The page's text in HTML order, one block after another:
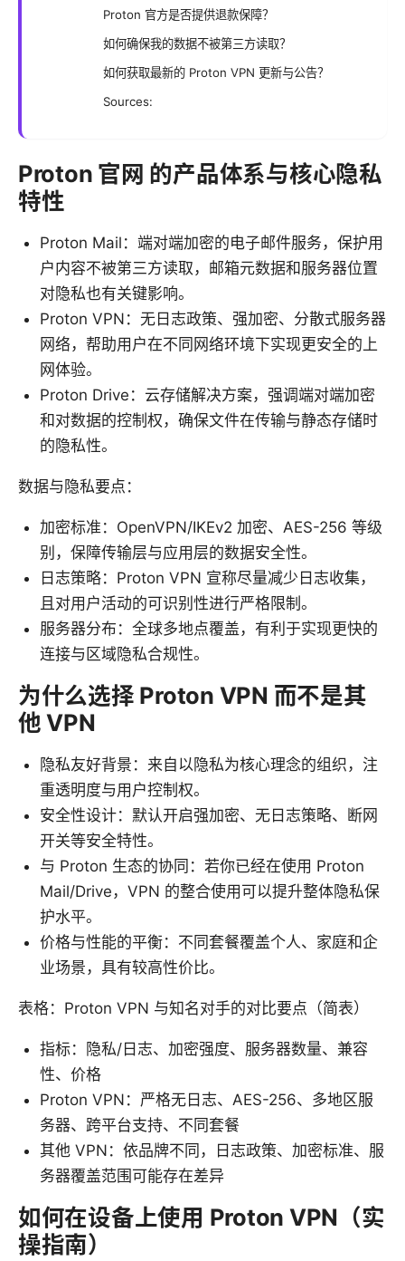
Proton 官方是否提供退款保障？
如何确保我的数据不被第三方读取？
如何获取最新的 Proton VPN 更新与公告？
Sources:
Proton 官网 的产品体系与核心隐私
特性
Proton Mail：端对端加密的电子邮件服务，保护用
户内容不被第三方读取，邮箱元数据和服务器位置
对隐私也有关键影响。
Proton VPN：无日志政策、强加密、分散式服务器
网络，帮助用户在不同网络环境下实现更安全的上
网体验。
Proton Drive：云存储解决方案，强调端对端加密
和对数据的控制权，确保文件在传输与静态存储时
的隐私性。
数据与隐私要点：
加密标准：OpenVPN/IKEv2 加密、AES-256 等级
别，保障传输层与应用层的数据安全性。
日志策略：Proton VPN 宣称尽量减少日志收集，
且对用户活动的可识别性进行严格限制。
服务器分布：全球多地点覆盖，有利于实现更快的
连接与区域隐私合规性。
为什么选择 Proton VPN 而不是其
他 VPN
隐私友好背景：来自以隐私为核心理念的组织，注
重透明度与用户控制权。
安全性设计：默认开启强加密、无日志策略、断网
开关等安全特性。
与 Proton 生态的协同：若你已经在使用 Proton
Mail/Drive，VPN 的整合使用可以提升整体隐私保
护水平。
价格与性能的平衡：不同套餐覆盖个人、家庭和企
业场景，具有较高性价比。
表格：Proton VPN 与知名对手的对比要点（简表）
指标：隐私/日志、加密强度、服务器数量、兼容
性、价格
Proton VPN：严格无日志、AES-256、多地区服
务器、跨平台支持、不同套餐
其他 VPN：依品牌不同，日志政策、加密标准、服
务器覆盖范围可能存在差异
如何在设备上使用 Proton VPN（实
操指南）